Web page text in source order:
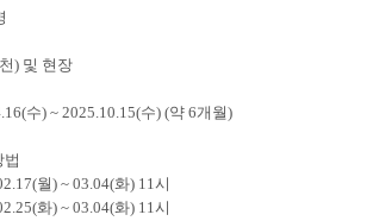
) 및 현장
수) ~ 2025.10.15(수) (약 6개월)
법
월) ~ 03.04(화) 11시
화) ~ 03.04(화) 11시